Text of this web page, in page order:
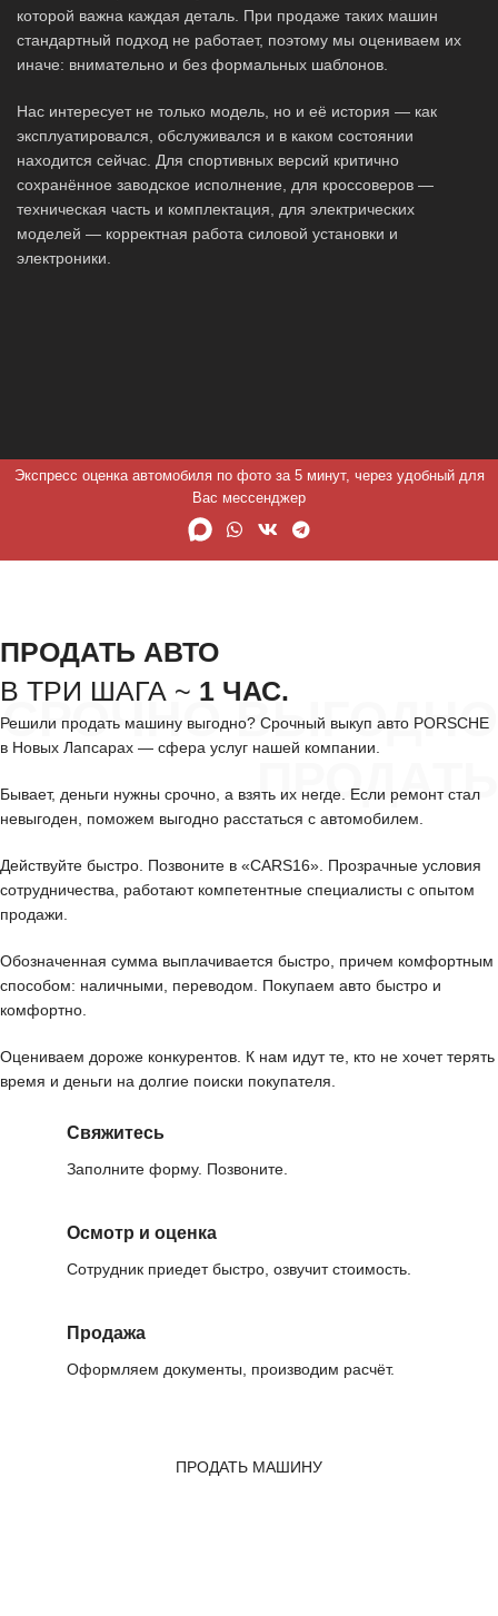
которой важна каждая деталь. При продаже таких машин
стандартный подход не работает, поэтому мы оцениваем их
иначе: внимательно и без формальных шаблонов.
Нас интересует не только модель, но и её история — как
эксплуатировался, обслуживался и в каком состоянии
находится сейчас. Для спортивных версий критично
сохранённое заводское исполнение, для кроссоверов —
техническая часть и комплектация, для электрических
моделей — корректная работа силовой установки и
электроники.
Экспресс оценка автомобиля по фото за 5 минут, через удобный для
Вас мессенджер
СРОЧНО ВЫГОДНО
ПРОДАТЬ
ПРОДАТЬ АВТО
В ТРИ ШАГА ~ 1 ЧАС.
Решили продать машину выгодно? Срочный выкуп авто PORSCHE
в Новых Лапсарах — сфера услуг нашей компании.
Бывает, деньги нужны срочно, а взять их негде. Если ремонт стал
невыгоден, поможем выгодно расстаться с автомобилем.
Действуйте быстро. Позвоните в «CARS16». Прозрачные условия
сотрудничества, работают компетентные специалисты с опытом
продажи.
Обозначенная сумма выплачивается быстро, причем комфортным
способом: наличными, переводом. Покупаем авто быстро и
комфортно.
Оцениваем дороже конкурентов. К нам идут те, кто не хочет терять
время и деньги на долгие поиски покупателя.
Свяжитесь
Заполните форму. Позвоните.
Осмотр и оценка
Сотрудник приедет быстро, озвучит стоимость.
Продажа
Оформляем документы, производим расчёт.
ПРОДАТЬ МАШИНУ